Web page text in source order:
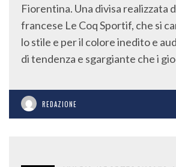
Fiorentina. Una divisa realizzata
francese Le Coq Sportif, che si
lo stile e per il colore inedito e
di tendenza e sgargiante che i
REDAZIONE